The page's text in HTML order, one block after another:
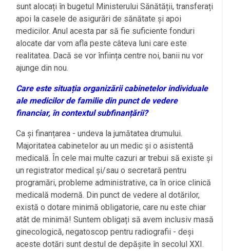
sunt alocați în bugetul Ministerului Sănătății, transferați
apoi la casele de asigurări de sănătate și apoi
medicilor. Anul acesta par să fie suficiente fonduri
alocate dar vom afla peste câteva luni care este
realitatea. Dacă se vor înființa centre noi, banii nu vor
ajunge din nou.
Care este situația organizării cabinetelor individuale
ale medicilor de familie din punct de vedere
financiar, în contextul subfinanțării?
Ca și finanțarea - undeva la jumătatea drumului.
Majoritatea cabinetelor au un medic și o asistentă
medicală. În cele mai multe cazuri ar trebui să existe și
un registrator medical și/sau o secretară pentru
programări, probleme administrative, ca în orice clinică
medicală modernă. Din punct de vedere al dotărilor,
există o dotare minimă obligatorie, care nu este chiar
atât de minimă! Suntem obligați să avem inclusiv masă
ginecologică, negatoscop pentru radiografii - deși
aceste dotări sunt destul de depășite în secolul XXI.